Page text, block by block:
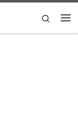
Search